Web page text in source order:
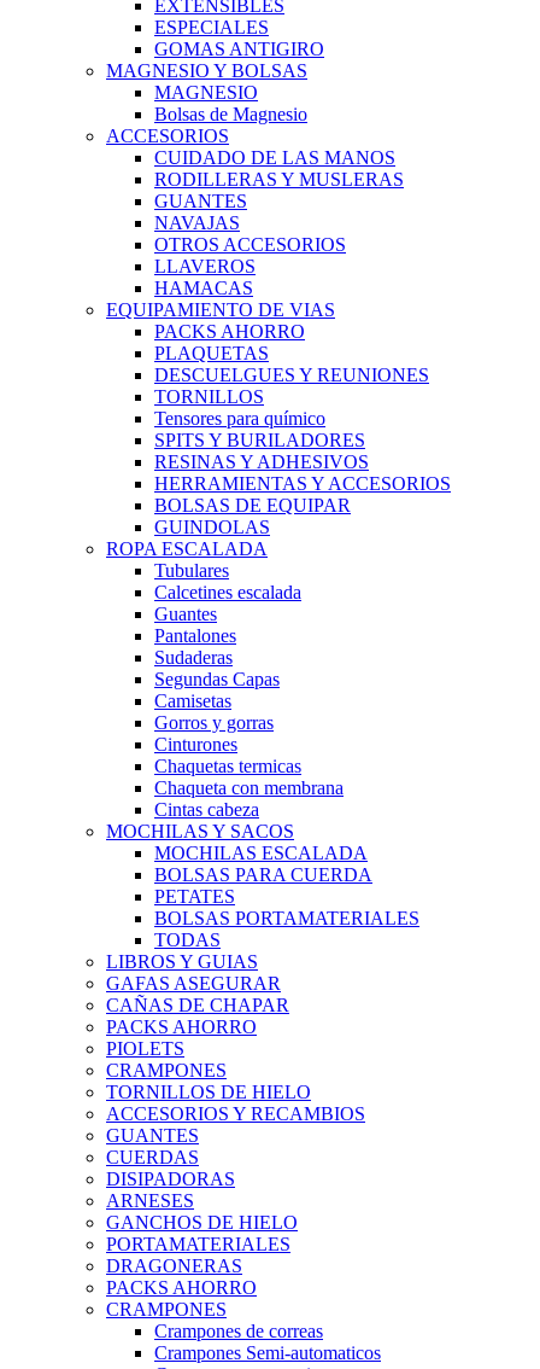
EXTENSIBLES
ESPECIALES
GOMAS ANTIGIRO
MAGNESIO Y BOLSAS
MAGNESIO
Bolsas de Magnesio
ACCESORIOS
CUIDADO DE LAS MANOS
RODILLERAS Y MUSLERAS
GUANTES
NAVAJAS
OTROS ACCESORIOS
LLAVEROS
HAMACAS
EQUIPAMIENTO DE VIAS
PACKS AHORRO
PLAQUETAS
DESCUELGUES Y REUNIONES
TORNILLOS
Tensores para químico
SPITS Y BURILADORES
RESINAS Y ADHESIVOS
HERRAMIENTAS Y ACCESORIOS
BOLSAS DE EQUIPAR
GUINDOLAS
ROPA ESCALADA
Tubulares
Calcetines escalada
Guantes
Pantalones
Sudaderas
Segundas Capas
Camisetas
Gorros y gorras
Cinturones
Chaquetas termicas
Chaqueta con membrana
Cintas cabeza
MOCHILAS Y SACOS
MOCHILAS ESCALADA
BOLSAS PARA CUERDA
PETATES
BOLSAS PORTAMATERIALES
TODAS
LIBROS Y GUIAS
GAFAS ASEGURAR
CAÑAS DE CHAPAR
PACKS AHORRO
PIOLETS
CRAMPONES
TORNILLOS DE HIELO
ACCESORIOS Y RECAMBIOS
GUANTES
CUERDAS
DISIPADORAS
ARNESES
GANCHOS DE HIELO
PORTAMATERIALES
DRAGONERAS
PACKS AHORRO
CRAMPONES
Crampones de correas
Crampones Semi-automaticos